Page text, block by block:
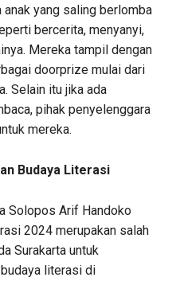
yang saling berlomba
bercerita, menyanyi,
Mereka tampil dengan
doorprize mulai dari
Selain itu jika ada
pihak penyelenggara
mereka.
Budaya Literasi
Solopos Arif Handoko
2024 merupakan salah
Surakarta untuk
literasi di